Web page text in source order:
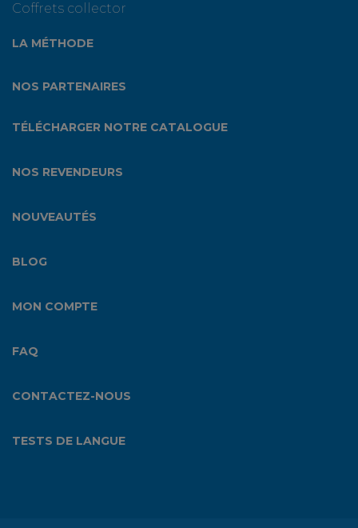
Coffrets collector
LA MÉTHODE
NOS PARTENAIRES
TÉLÉCHARGER NOTRE CATALOGUE
NOS REVENDEURS
NOUVEAUTÉS
BLOG
MON COMPTE
FAQ
CONTACTEZ-NOUS
TESTS DE LANGUE